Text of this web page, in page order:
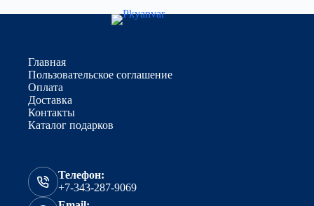
Главная
Пользовательское соглашение
Оплата
Доставка
Контакты
Каталог подарков
Телефон:
+7-343-287-9069